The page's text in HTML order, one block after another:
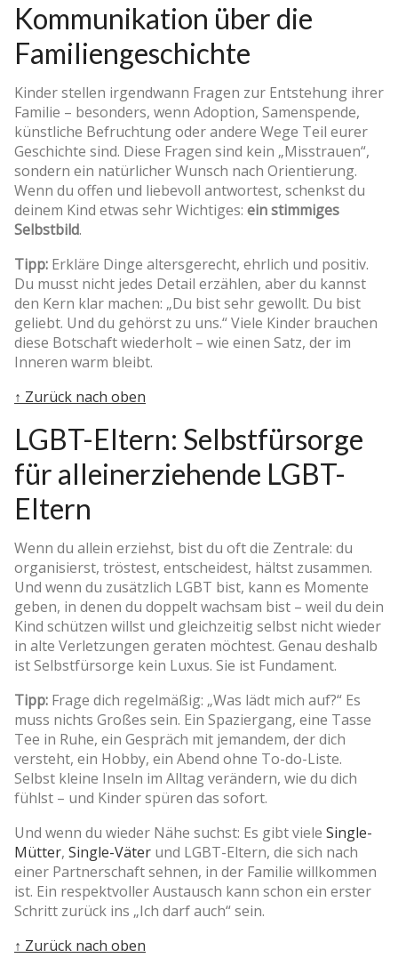
Kommunikation über die
Familiengeschichte
Kinder stellen irgendwann Fragen zur Entstehung ihrer
Familie – besonders, wenn Adoption, Samenspende,
künstliche Befruchtung oder andere Wege Teil eurer
Geschichte sind. Diese Fragen sind kein „Misstrauen“,
sondern ein natürlicher Wunsch nach Orientierung.
Wenn du offen und liebevoll antwortest, schenkst du
deinem Kind etwas sehr Wichtiges: ein stimmiges
Selbstbild.
Tipp: Erkläre Dinge altersgerecht, ehrlich und positiv.
Du musst nicht jedes Detail erzählen, aber du kannst
den Kern klar machen: „Du bist sehr gewollt. Du bist
geliebt. Und du gehörst zu uns.“ Viele Kinder brauchen
diese Botschaft wiederholt – wie einen Satz, der im
Inneren warm bleibt.
↑ Zurück nach oben
LGBT-Eltern: Selbstfürsorge
für alleinerziehende LGBT-
Eltern
Wenn du allein erziehst, bist du oft die Zentrale: du
organisierst, tröstest, entscheidest, hältst zusammen.
Und wenn du zusätzlich LGBT bist, kann es Momente
geben, in denen du doppelt wachsam bist – weil du dein
Kind schützen willst und gleichzeitig selbst nicht wieder
in alte Verletzungen geraten möchtest. Genau deshalb
ist Selbstfürsorge kein Luxus. Sie ist Fundament.
Tipp: Frage dich regelmäßig: „Was lädt mich auf?“ Es
muss nichts Großes sein. Ein Spaziergang, eine Tasse
Tee in Ruhe, ein Gespräch mit jemandem, der dich
versteht, ein Hobby, ein Abend ohne To-do-Liste.
Selbst kleine Inseln im Alltag verändern, wie du dich
fühlst – und Kinder spüren das sofort.
Und wenn du wieder Nähe suchst: Es gibt viele Single-
Mütter, Single-Väter und LGBT-Eltern, die sich nach
einer Partnerschaft sehnen, in der Familie willkommen
ist. Ein respektvoller Austausch kann schon ein erster
Schritt zurück ins „Ich darf auch“ sein.
↑ Zurück nach oben